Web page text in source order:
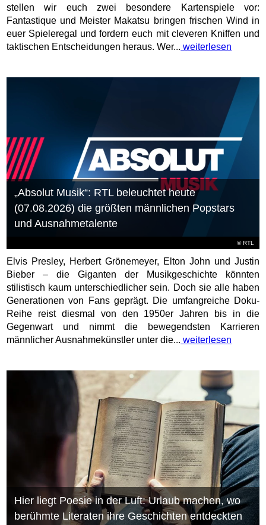
stellen wir euch zwei besondere Kartenspiele vor:
Fantastique und Meister Makatsu bringen frischen Wind in
euer Spieleregal und fordern euch mit cleveren Kniffen und
taktischen Entscheidungen heraus. Wer... weiterlesen
©RTL
„Absolut Musik“: RTL beleuchtet heute
(07.08.2026) die größten männlichen Popstars
und Ausnahmetalente
Elvis Presley, Herbert Grönemeyer, Elton John und Justin
Bieber – die Giganten der Musikgeschichte könnten
stilistisch kaum unterschiedlicher sein. Doch sie alle haben
Generationen von Fans geprägt. Die umfangreiche Doku-
Reihe reist diesmal von den 1950er Jahren bis in die
Gegenwart und nimmt die bewegendsten Karrieren
männlicher Ausnahmekünstler unter die... weiterlesen
Hier liegt Poesie in der Luft: Urlaub machen, wo
berühmte Literaten ihre Geschichten entdeckten